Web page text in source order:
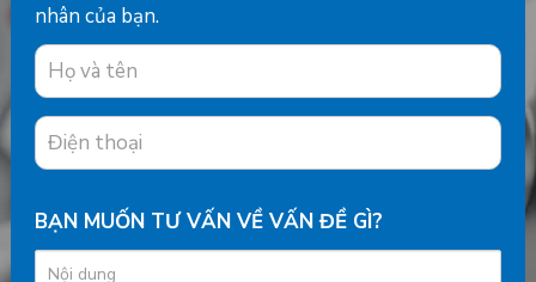
nhân của bạn.
BẠN MUỐN TƯ VẤN VỀ VẤN ĐỀ GÌ?